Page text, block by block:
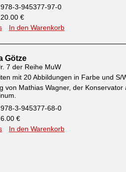
3-945377-97-0
€
In den Warenkorb
Götze
7 der Reihe MuW
mit 20 Abbildungen in Farbe und S/
von Mathias Wagner, der Konservator
3-945377-68-0
€
In den Warenkorb